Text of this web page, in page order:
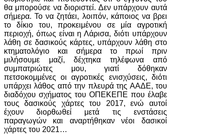
θα μπορούσε να διοριστεί. Δεν υπάρχουν αυτά
σήμερα. Το να ζητάει, λοιπόν, κάποιος να βρει
το δίκιο του, προκειμένου σε μία αγροτική
περιοχή, όπως είναι η Λάρισα, διότι υπάρχουν
λάθη σε δασικούς κάρτες, υπάρχουν λάθη στο
κτηματολόγιο και σήμερα το πρωί πριν
μιλήσουμε μαζί, δέχτηκα τηλέφωνα από
συμπατριώτες μου, γιατί δόθηκαν
πετσοκομμένες οι αγροτικές ενισχύσεις, διότι
υπάρχει λάθος από την πλευρά της ΑΑΔΕ, του
διαδόχου σχήματος του ΟΠΕΚΕΠΕ που έλαβε
τους δασικούς χάρτες του 2017, ενώ αυτοί
έχουν διορθωθεί μετά τις ενστάσεις
παραγωγών και αναρτήθηκαν νέοι δασικοί
χάρτες του 2021…